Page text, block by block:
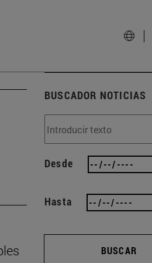
BUSCADOR NOTICIAS
Desde
Hasta
BUSCAR